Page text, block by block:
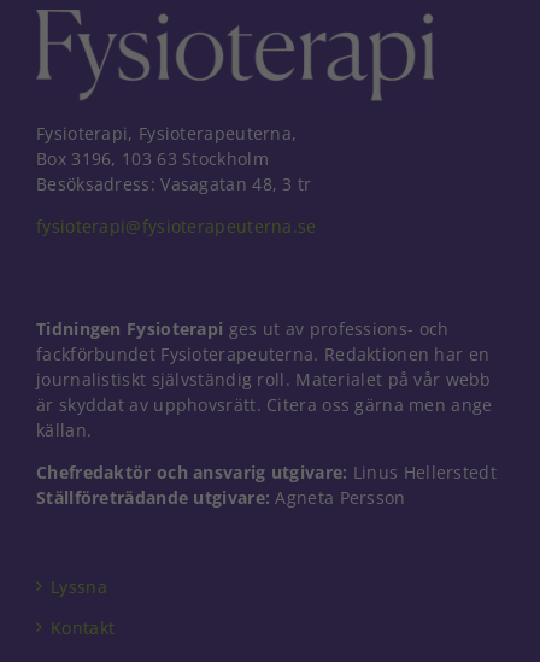
Fysioterapi, Fysioterapeuterna,
Box 3196, 103 63 Stockholm
Besöksadress: Vasagatan 48, 3 tr
fysioterapi@fysioterapeuterna.se
Tidningen Fysioterapi ges ut av professions- och
fackförbundet Fysioterapeuterna. Redaktionen har en
journalistiskt självständig roll. Materialet på vår webb
är skyddat av upphovsrätt. Citera oss gärna men ange
källan.
Chefredaktör och ansvarig utgivare: Linus Hellerstedt
Ställföreträdande utgivare: Agneta Persson
Lyssna
Kontakt